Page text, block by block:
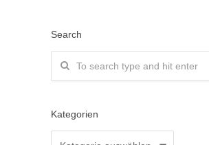
Search
Kategorien